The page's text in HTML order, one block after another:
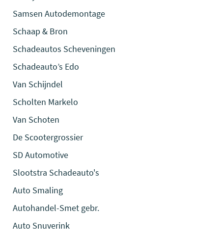
Samsen Autodemontage
Schaap & Bron
Schadeautos Scheveningen
Schadeauto’s Edo
Van Schijndel
Scholten Markelo
Van Schoten
De Scootergrossier
SD Automotive
Slootstra Schadeauto's
Auto Smaling
Autohandel-Smet gebr.
Auto Snuverink